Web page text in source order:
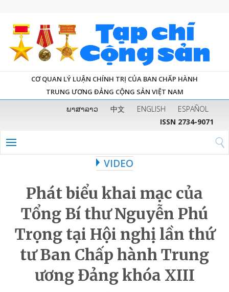
CƠ QUAN LÝ LUẬN CHÍNH TRỊ CỦA BAN CHẤP HÀNH
TRUNG ƯƠNG ĐẢNG CỘNG SẢN VIỆT NAM
ພາສາລາວ 中文 ENGLISH
ESPAÑOL
ISSN 2734-9071
VIDEO
Phát biểu khai mạc của
Tổng Bí thư Nguyễn Phú
Trọng tại Hội nghị lần thứ
tư Ban Chấp hành Trung
ương Đảng khóa XIII